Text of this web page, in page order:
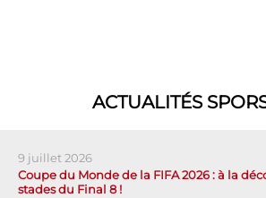
ACTUALITÉS
9 juillet 2026
Coupe du Monde de la FIFA 2026 : à la
stades du Final 8 !